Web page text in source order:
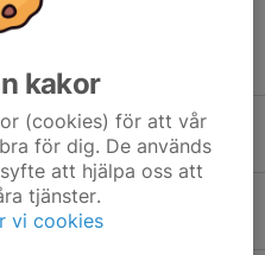
23 augusti
kakor
(cookies) för att vår
för dig. De används
att hjälpa oss att
tjänster.
vi cookies